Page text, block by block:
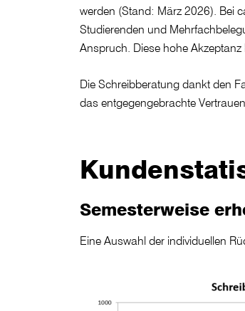
werden (Stand: März 2026). Bei
Studierenden und
Anspruch. Diese hohe
Die Schreibberatung dankt den
das entgegengebrachte
Semesterweise
Eine Auswahl der individuellen